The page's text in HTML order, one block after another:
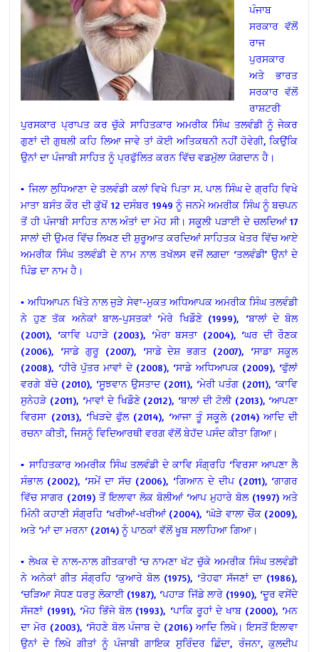
ਪੰਜਾਬ
ਸਰਕਾਰ ਵੱਲੋਂ
ਰਾਜ
ਪੁਰਸਕਾਰ
ਅਤੇ ਭਾਰਤ
ਸਰਕਾਰ ਵੱਲੋਂ
ਰਾਸ਼ਟਰੀ
ਪੁਰਸਕਾਰ ਪ੍ਰਾਪਤ ਕਰ ਚੁੱਕੇ ਸਾਹਿਤਕਾਰ ਅਮਰੀਕ ਸਿੰਘ ਤਲਵੰਡੀ ਨੂੰ ਜੇਕਰ
ਗੁਣਾਂ ਦੀ ਗੁਥਲੀ ਕਹਿ ਲਿਆ ਜਾਵੇ ਤਾਂ ਕੋਈ ਅਤਿਕਥਨੀ ਨਹੀਂ ਹੋਵੇਗੀ, ਕਿਉਂਕਿ
ਉਨਾਂ ਦਾ ਪੰਜਾਬੀ ਸਾਹਿਤ ਨੂੰ ਪ੍ਰਫੁੱਲਿਤ ਕਰਨ ਵਿੱਚ ਵਡਮੁੱਲਾ ਯੋਗਦਾਨ ਹੈ।
▪ ਜਿਲਾ ਲੁਧਿਆਣਾ ਦੇ ਤਲਵੰਡੀ ਕਲਾਂ ਵਿਖੇ ਪਿਤਾ ਸ. ਪਾਲ ਸਿੰਘ ਦੇ ਗ੍ਰਹਿ ਵਿਖੇ
ਮਾਤਾ ਬਸੰਤ ਕੌਰ ਦੀ ਕੁੱਖੋਂ 12 ਦਸੰਬਰ 1949 ਨੂੰ ਜਨਮੇ ਅਮਰੀਕ ਸਿੰਘ ਨੂੰ ਬਚਪਨ
ਤੋਂ ਹੀ ਪੰਜਾਬੀ ਸਾਹਿਤ ਨਾਲ ਅੰਤਾਂ ਦਾ ਮੋਹ ਸੀ। ਸਕੂਲੀ ਪੜਾਈ ਦੇ ਚਲਦਿਆਂ 17
ਸਾਲਾਂ ਦੀ ਉਮਰ ਵਿੱਚ ਲਿਖਣ ਦੀ ਸ਼ੁਰੂਆਤ ਕਰਦਿਆਂ ਸਾਹਿਤਕ ਖੇਤਰ ਵਿੱਚ ਆਏ
ਅਮਰੀਕ ਸਿੰਘ ਤਲਵੰਡੀ ਦੇ ਨਾਮ ਨਾਲ ਤਖੱਲਸ ਵਜੋਂ ਲਗਦਾ ‘ਤਲਵੰਡੀ’ ਉਨਾਂ ਦੇ
ਪਿੰਡ ਦਾ ਨਾਮ ਹੈ।
▪ ਅਧਿਆਪਨ ਖਿੱਤੇ ਨਾਲ ਜੁੜੇ ਸੇਵਾ-ਮੁਕਤ ਅਧਿਆਪਕ ਅਮਰੀਕ ਸਿੰਘ ਤਲਵੰਡੀ
ਨੇ ਹੁਣ ਤੱਕ ਅਨੇਕਾਂ ਬਾਲ-ਪੁਸਤਕਾਂ ‘ਮੇਰੇ ਖਿਡੌਣੇ (1999), ‘ਬਾਲਾਂ ਦੇ ਬੋਲ
(2001), ‘ਕਾਵਿ ਪਹਾੜੇ (2003), ‘ਮੇਰਾ ਬਸਤਾ (2004), ‘ਘਰ ਦੀ ਰੌਣਕ
(2006), ‘ਸਾਡੇ ਗੁਰੂ (2007), ‘ਸਾਡੇ ਦੇਸ਼ ਭਗਤ (2007), ‘ਸਾਡਾ ਸਕੂਲ
(2008), ‘ਹੀਰੇ ਪੁੱਤਰ ਮਾਵਾਂ ਦੇ (2008), ‘ਸਾਡੇ ਅਧਿਆਪਕ (2009), ‘ਫੁੱਲਾਂ
ਵਰਗੇ ਬੱਚੇ (2010), ‘ਸੂਝਵਾਨ ਉਸਤਾਦ (2011), ‘ਮੇਰੀ ਪਤੰਗ (2011), ‘ਕਾਵਿ
ਸੁਨੇਹੜੇ (2011), ‘ਮਾਵਾਂ ਦੇ ਖਿਡੌਣੇ (2012), ‘ਬਾਲਾਂ ਦੀ ਟੋਲੀ (2013), ‘ਆਪਣਾ
ਵਿਰਸਾ (2013), ‘ਖਿੜਦੇ ਫੁੱਲ (2014), ‘ਆਜਾ ਤੂੰ ਸਕੂਲੇ (2014) ਆਦਿ ਦੀ
ਰਚਨਾ ਕੀਤੀ, ਜਿਸਨੂੰ ਵਿਦਿਆਰਥੀ ਵਰਗ ਵੱਲੋਂ ਬੇਹੱਦ ਪਸੰਦ ਕੀਤਾ ਗਿਆ।
▪ ਸਾਹਿਤਕਾਰ ਅਮਰੀਕ ਸਿੰਘ ਤਲਵੰਡੀ ਦੇ ਕਾਵਿ ਸੰਗ੍ਰਹਿ ‘ਵਿਰਸਾ ਆਪਣਾ ਲੈ
ਸੰਭਾਲ (2002), ‘ਸਮੇਂ ਦਾ ਸੱਚ (2006), ‘ਗਿਆਨ ਦੇ ਦੀਪ (2011), ‘ਗਾਗਰ
ਵਿੱਚ ਸਾਗਰ (2019) ਤੋਂ ਇਲਾਵਾ ਲੋਕ ਬੋਲੀਆਂ ‘ਆਪ ਮੁਹਾਰੇ ਬੋਲ (1997) ਅਤੇ
ਮਿੰਨੀ ਕਹਾਣੀ ਸੰਗ੍ਰਹਿ ‘ਖਰੀਆਂ-ਖਰੀਆਂ (2004), ‘ਘੋੜੇ ਵਾਲਾ ਚੌਂਕ (2009),
ਅਤੇ ‘ਮਾਂ ਦਾ ਮਰਨਾ (2014) ਨੂੰ ਪਾਠਕਾਂ ਵੱਲੋਂ ਖੂਬ ਸਲਾਹਿਆ ਗਿਆ।
▪ ਲੇਖਕ ਦੇ ਨਾਲ-ਨਾਲ ਗੀਤਕਾਰੀ ‘ਚ ਨਾਮਣਾ ਖੱਟ ਚੁੱਕੇ ਅਮਰੀਕ ਸਿੰਘ ਤਲਵੰਡੀ
ਨੇ ਅਨੇਕਾਂ ਗੀਤ ਸੰਗ੍ਰਹਿ ‘ਕੁਆਰੇ ਬੋਲ (1975), ‘ਤੋਹਫਾ ਸੱਜਣਾਂ ਦਾ (1986),
‘ਚੜਿਆ ਸੋਧਣ ਧਰਤੁ ਲੋਕਾਈ (1987), ‘ਪਹਾੜ ਜਿੱਡੇ ਲਾਰੇ (1990), ‘ਦੂਰ ਵਸੇਂਦੇ
ਸੱਜਣਾਂ (1991), ‘ਮੋਹ ਭਿੱਜੇ ਬੋਲ (1993), ‘ਪਾਕਿ ਰੂਹਾਂ ਦੇ ਖਾਬ (2000), ‘ਮਨ
ਦਾ ਮੋਰ (2003), ‘ਸੋਹਣੇ ਬੋਲ ਪੰਜਾਬ ਦੇ (2016) ਆਦਿ ਲਿਖੇ। ਇਸਤੋਂ ਇਲਾਵਾ
ਉਨਾਂ ਦੇ ਲਿਖੇ ਗੀਤਾਂ ਨੂੰ ਪੰਜਾਬੀ ਗਾਇਕ ਸੁਰਿੰਦਰ ਛਿੰਦਾ, ਰੰਜਨਾ, ਕੁਲਦੀਪ